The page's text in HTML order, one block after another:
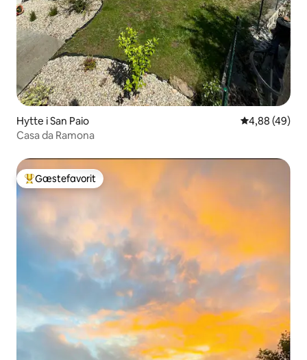
Hytte i San Paio 4,88 ud af 5 i
4,88 (49)
Casa da Ramona
Bedste gæstefavorit
Gæstefavorit